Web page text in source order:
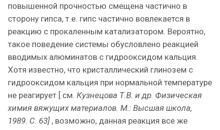
повышенной прочностью смещена частично в
сторону гипса, т.е. гипс частично вовлекается в
реакцию с прокаленным катализатором. Вероятно,
такое поведение системы обусловлено реакцией
вводимых алюминатов с гидрооксидом кальция.
Хотя известно, что кристаллический глинозем с
гидрооксидом кальция при нормальной температуре
не реагирует [ см. Кузнецова Т.В. и др. Физическая
химия вяжущих материалов. М.: Высшая школа,
1989. С. 63] , возможно, данная реакция все же